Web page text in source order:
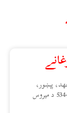
پېښور،
باچاخان ټرسټ رېسرچ سنټر، 2018، مخونه 538-534 د میروس